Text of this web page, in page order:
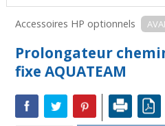
Accessoires HP optionnels
Prolongateur
fixe AQUATEAM